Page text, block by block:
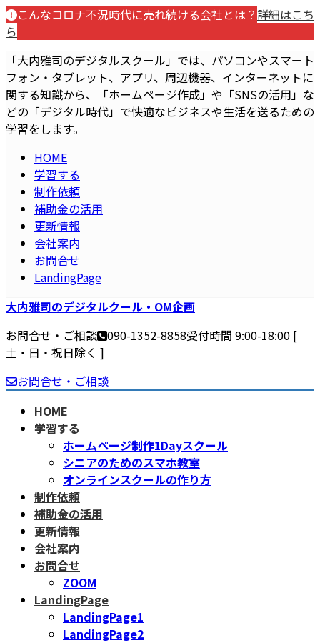
コ
ン
ン
ツ
へ
ス
キ
ナ
ビ
ー
シ
ョ
ン
に
こんなコロナ不況時代に売れ続ける会社とは？ 詳細はこち
ら
「大内雅司のデジタルスクール」では、パソコンやスマート
フォン・タブレット、アプリ、周辺機器、インターネットに
関する知識から、「ホームページ作成」や「SNSの活用」な
どの「デジタル時代」で快適なビジネスや生活を送るための
学習をします。
HOME
学習する
制作依頼
補助金の活用
更新情報
会社案内
お問合せ
LandingPage
大内雅司のデジタルクール・OM企画
お問合せ・ご相談 090-1352-8858受付時間 9:00-18:00 [
土・日・祝日除く ]
お問合せ・ご相談
HOME
学習する
ホームページ制作1Dayスクール
シニアのためのスマホ教室
オンラインスクールの作り方
制作依頼
補助金の活用
更新情報
会社案内
お問合せ
ZOOM
LandingPage
LandingPage1
LandingPage2